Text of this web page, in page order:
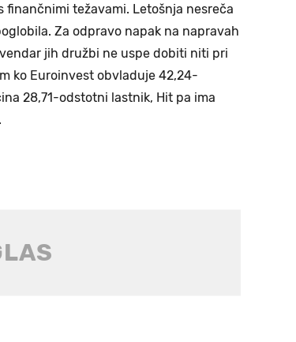
finančnimi težavami. Letošnja nesreča
Za odpravo napak na napravah
jih družbi ne uspe dobiti niti pri
ko Euroinvest obvladuje 42,24-
28,71-odstotni lastnik, Hit pa ima